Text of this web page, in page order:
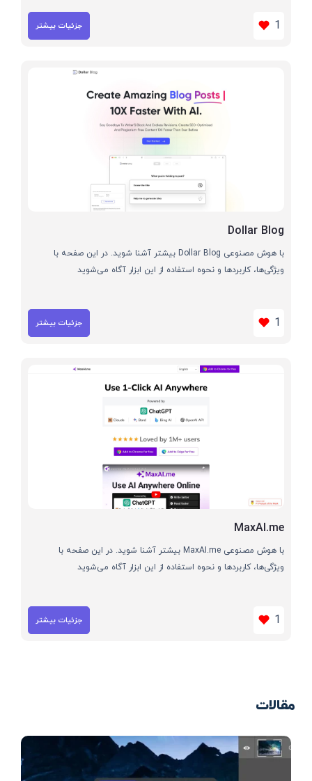
1 جزئیات بیشتر
Dollar Blog
با هوش مصنوعی Dollar Blog بیشتر آشنا شوید. در این صفحه با
ویژگی‌ها، کاربردها و نحوه استفاده از این ابزار آگاه می‌شوید
1 جزئیات بیشتر
MaxAI.me
با هوش مصنوعی MaxAI.me بیشتر آشنا شوید. در این صفحه با
ویژگی‌ها، کاربردها و نحوه استفاده از این ابزار آگاه می‌شوید
1 جزئیات بیشتر
مقالات